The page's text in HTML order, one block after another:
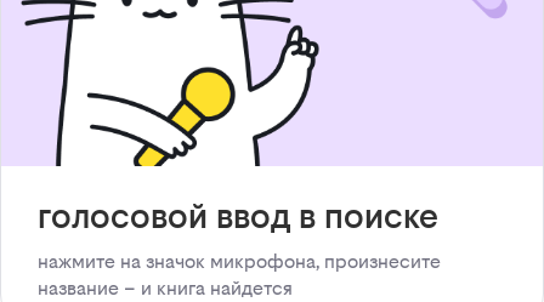
голосовой ввод в поиске
нажмите на значок микрофона, произнесите
название – и книга найдется